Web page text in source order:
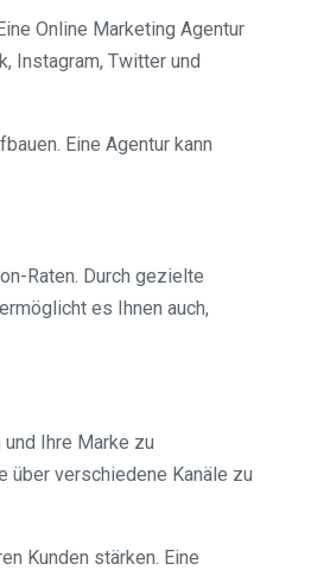
Online Marketing Agentur
Instagram, Twitter und
Eine Agentur kann
Raten. Durch gezielte
es Ihnen auch,
Ihre Marke zu
über verschiedene Kanäle zu
Kunden stärken. Eine